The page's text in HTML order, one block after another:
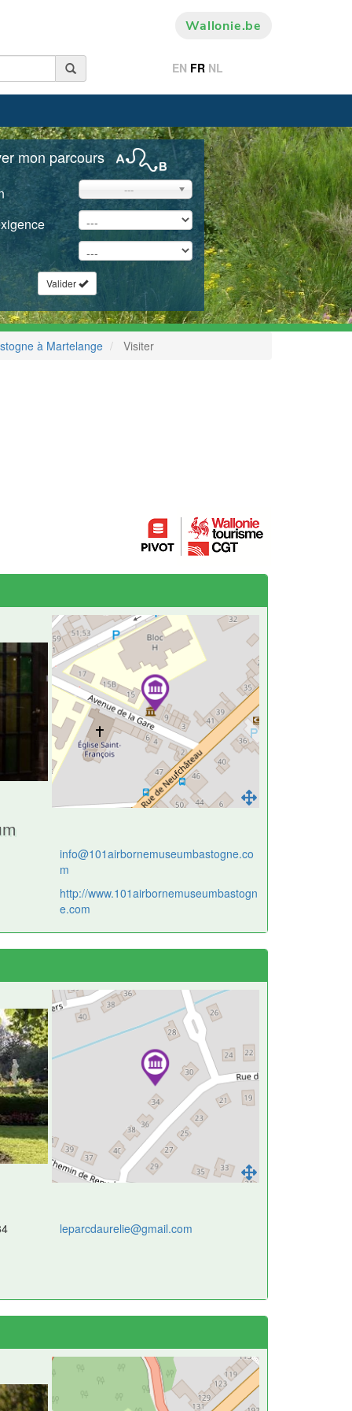
Wallonie.be
EN FR NL
mon parcours
---
Valider
à Martelange Visiter
info@101airbornemuseumbastogne.co
m
http://www.101airbornemuseumbastogn
e.com
leparcdaurelie@gmail.com